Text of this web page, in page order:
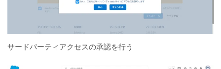
サードパーティアクセスの承認を行う